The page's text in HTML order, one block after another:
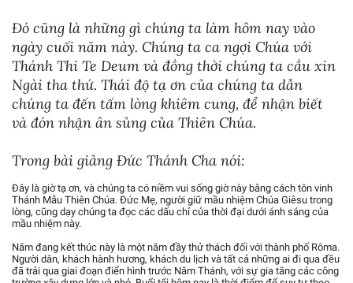
Đó cũng là những gì chúng ta làm hôm nay vào
ngày cuối năm này. Chúng ta ca ngợi Chúa với
Thánh Thi Te Deum và đồng thời chúng ta cầu xin
Ngài tha thứ. Thái độ tạ ơn của chúng ta dẫn
chúng ta đến tấm lòng khiêm cung, để nhận biết
và đón nhận ân sủng của Thiên Chúa.
Trong bài giảng Đức Thánh Cha nói:
Đây là giờ tạ ơn, và chúng ta có niềm vui sống giờ này bằng cách tôn vinh
Thánh Mẫu Thiên Chúa. Đức Mẹ, người giữ mầu nhiệm Chúa Giêsu trong
lòng, cũng dạy chúng ta đọc các dấu chỉ của thời đại dưới ánh sáng của
mầu nhiệm này.
Năm đang kết thúc này là một năm đầy thử thách đối với thành phố Rôma.
Người dân, khách hành hương, khách du lịch và tất cả những ai đi qua đều
đã trải qua giai đoạn điển hình trước Năm Thánh, với sự gia tăng các công